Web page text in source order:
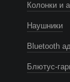
Колонки и
Наушники
Bluetooth
Блютус-